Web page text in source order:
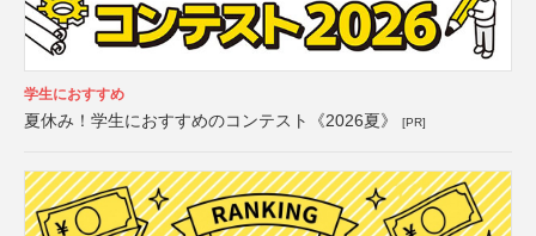
学生におすすめ
夏休み！学生におすすめのコンテスト《2026夏》 [PR]